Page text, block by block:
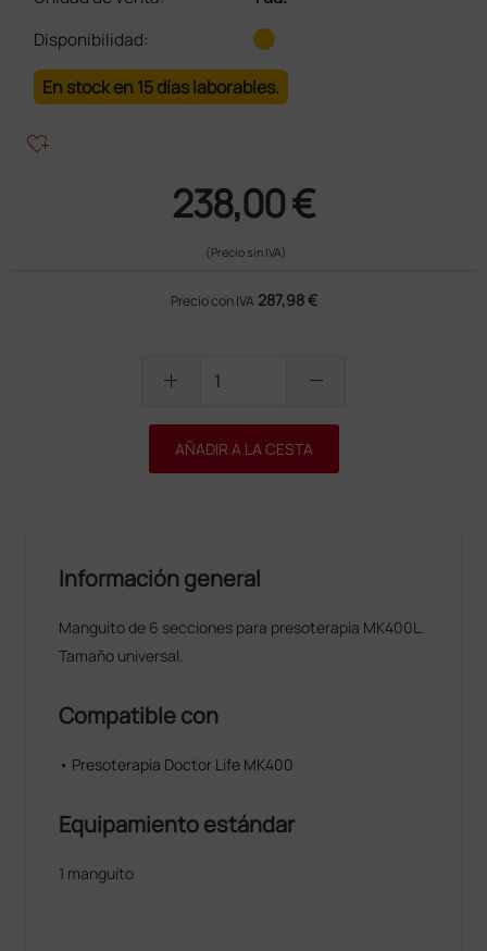
Disponibilidad:
En stock en 15 días laborables.
heart_plus
238,00 €
(Precio sin IVA)
Precio con IVA 287,98 €
add remove
AÑADIR A LA CESTA
Información general
Manguito de 6 secciones para presoterapia MK400L.
Tamaño universal.
Compatible con
• Presoterapia Doctor Life MK400
Equipamiento estándar
1 manguito